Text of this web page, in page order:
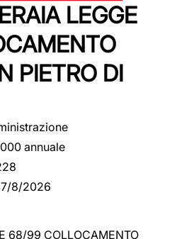
LEGGE
PIETRO DI
annuale
7/8/2026
68/99 COLLOCAMENTO